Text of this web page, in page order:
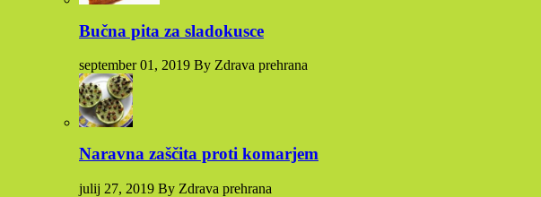
Bučna pita za sladokusce
september 01, 2019 By Zdrava prehrana
Naravna zaščita proti komarjem
julij 27, 2019 By Zdrava prehrana